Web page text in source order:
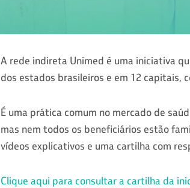
A rede indireta Unimed é uma iniciativa
dos estados brasileiros e em 12 capitais,
É uma prática comum no mercado de
mas nem todos os beneficiários estão
vídeos explicativos e uma cartilha com
Clique aqui para consultar a cartilha da